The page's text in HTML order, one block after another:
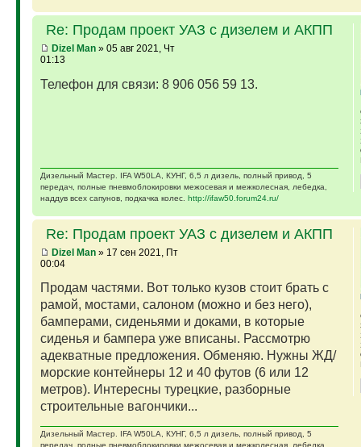
Re: Продам проект УАЗ с дизелем и АКПП
Dizel Man» 05 авг 2021, Чт
01:13
Телефон для связи: 8 906 056 59 13.
Дизельный Мастер. IFA W50LA, КУНГ, 6,5 л дизель, полный привод, 5
передач, полные пневмоблокировки межосевая и межколесная, лебедка,
наддув всех сапунов, подкачка колес. http://ifaw50.forum24.ru/
Re: Продам проект УАЗ с дизелем и АКПП
Dizel Man» 17 сен 2021, Пт
00:04
Продам частями. Вот только кузов стоит брать с
рамой, мостами, салоном (можно и без него),
бамперами, сиденьями и доками, в которые
сиденья и бампера уже вписаны. Рассмотрю
адекватные предложения. Обменяю. Нужны ЖД/
морские контейнеры 12 и 40 футов (6 или 12
метров). Интересны турецкие, разборные
строительные вагончики...
Дизельный Мастер. IFA W50LA, КУНГ, 6,5 л дизель, полный привод, 5
передач, полные пневмоблокировки межосевая и межколесная, лебедка,